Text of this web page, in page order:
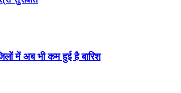
में अब भी कम हुई है बारिश